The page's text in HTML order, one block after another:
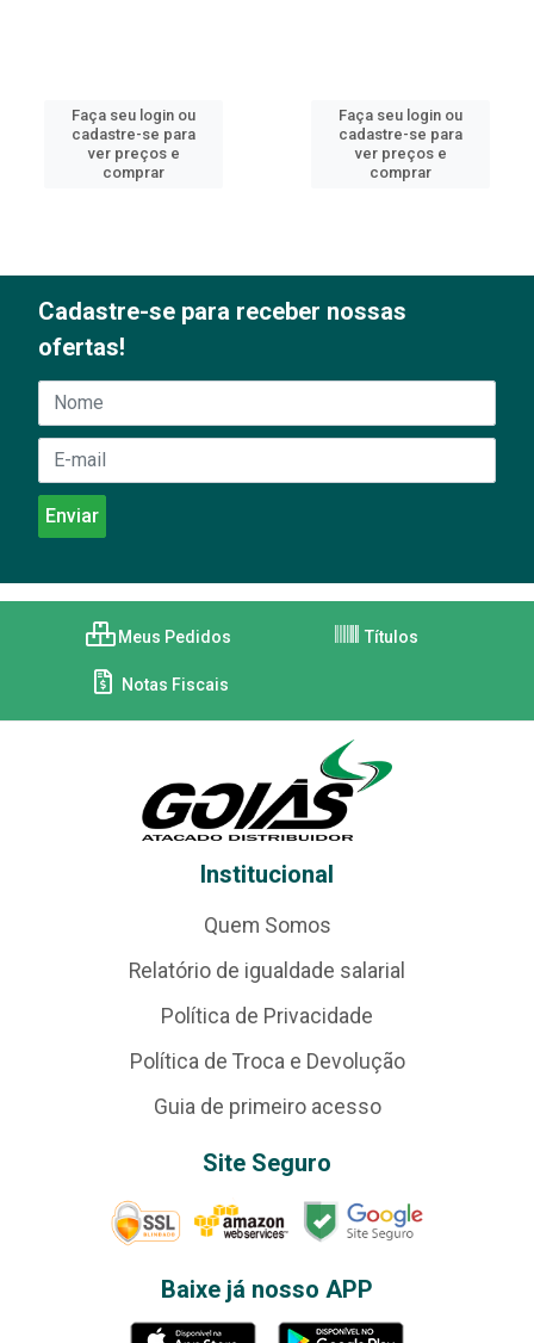
Faça seu login ou
cadastre-se para
ver preços e
comprar
Faça seu login ou
cadastre-se para
ver preços e
comprar
Cadastre-se para receber nossas
ofertas!
Meus Pedidos Títulos
Notas Fiscais
Institucional
Quem Somos
Relatório de igualdade salarial
Política de Privacidade
Política de Troca e Devolução
Guia de primeiro acesso
Site Seguro
Baixe já nosso APP